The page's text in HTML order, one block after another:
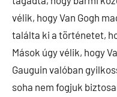
vélik, hogy Van Gogh
találta ki a történetet,
Mások úgy vélik, hogy
Gauguin valóban
soha nem fogjuk